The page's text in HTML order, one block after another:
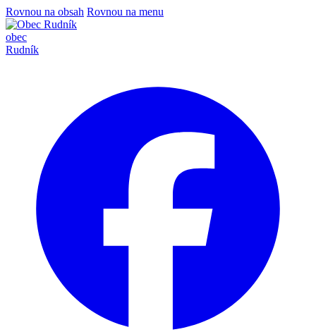
Rovnou na obsah Rovnou na menu
obec
Rudník